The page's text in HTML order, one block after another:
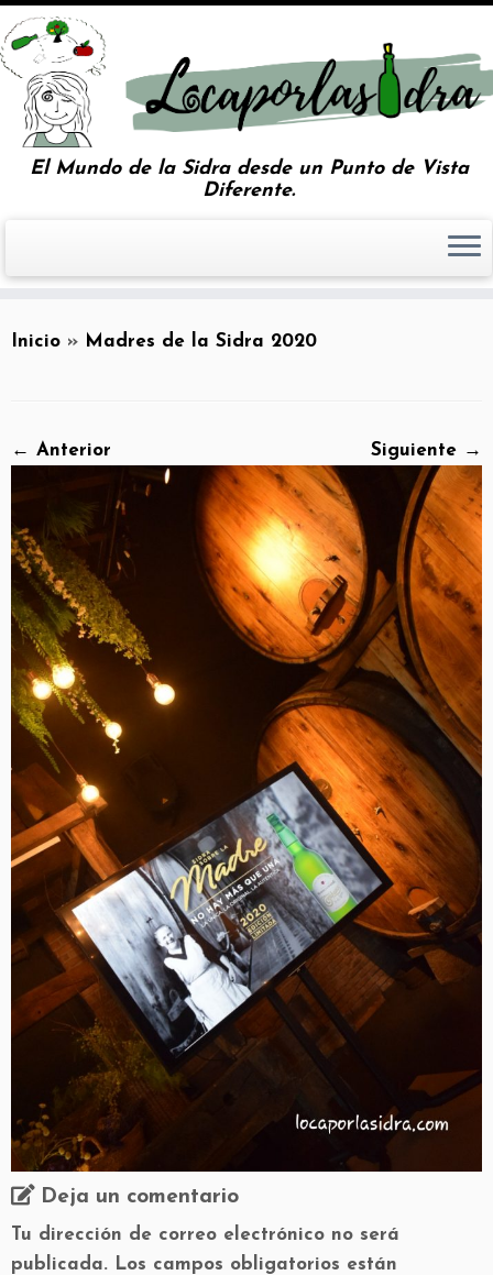
El Mundo de la Sidra desde un Punto de Vista
Diferente.
Inicio » Madres de la Sidra 2020
← Anterior Siguiente →
Deja un comentario
Tu dirección de correo electrónico no será
publicada. Los campos obligatorios están